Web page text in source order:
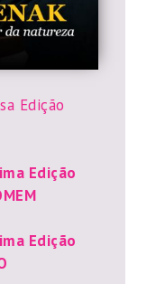
Edição
Edição
Edição